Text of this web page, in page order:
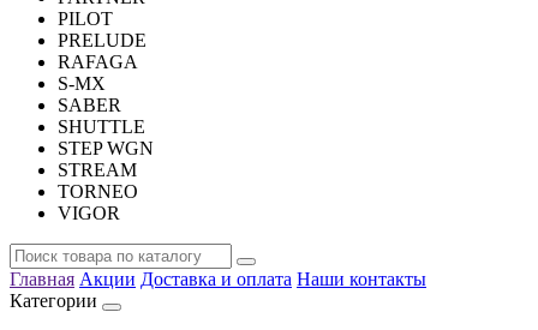
PILOT
PRELUDE
RAFAGA
S-MX
SABER
SHUTTLE
STEP WGN
STREAM
TORNEO
VIGOR
Главная Акции Доставка и оплата Наши контакты
Категории